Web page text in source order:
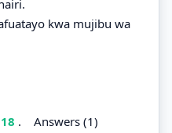
kwa mujibu wa
. Answers (1)